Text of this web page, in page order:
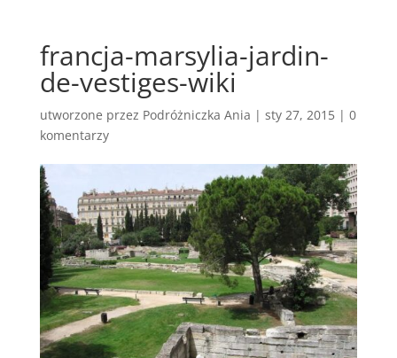
francja-marsylia-jardin-
de-vestiges-wiki
utworzone przez Podróżniczka Ania | sty 27, 2015| 0
komentarzy